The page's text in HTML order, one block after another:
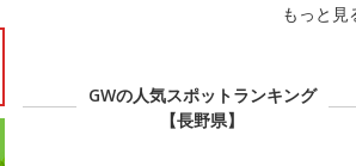
もっと見
GWの人気スポットランキング
【長野県】